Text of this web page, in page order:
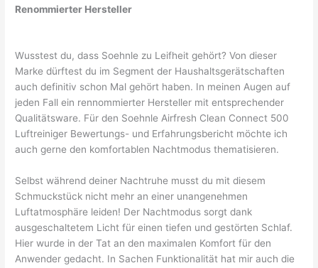
Renommierter Hersteller
Wusstest du, dass Soehnle zu Leifheit gehört? Von dieser
Marke dürftest du im Segment der Haushaltsgerätschaften
auch definitiv schon Mal gehört haben. In meinen Augen auf
jeden Fall ein rennommierter Hersteller mit entsprechender
Qualitätsware. Für den Soehnle Airfresh Clean Connect 500
Luftreiniger Bewertungs- und Erfahrungsbericht möchte ich
auch gerne den komfortablen Nachtmodus thematisieren.
Selbst während deiner Nachtruhe musst du mit diesem
Schmuckstück nicht mehr an einer unangenehmen
Luftatmosphäre leiden! Der Nachtmodus sorgt dank
ausgeschaltetem Licht für einen tiefen und gestörten Schlaf.
Hier wurde in der Tat an den maximalen Komfort für den
Anwender gedacht. In Sachen Funktionalität hat mir auch die